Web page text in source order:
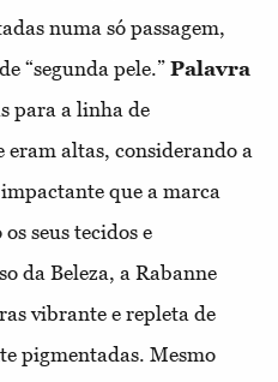
numa só passagem,
“segunda pele.” Palavra
para a linha de
altas, considerando a
que a marca
seus tecidos e
da Beleza, a Rabanne
vibrante e repleta de
pigmentadas. Mesmo